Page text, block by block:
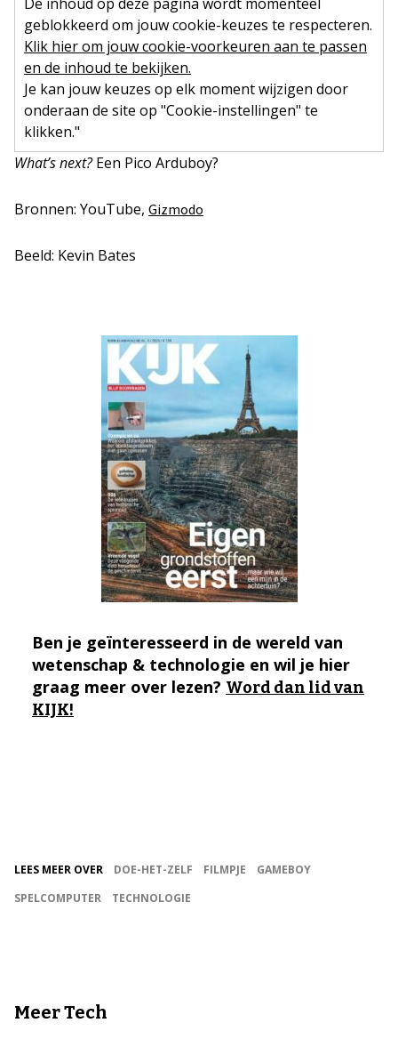
geblokkeerd om jouw cookie-keuzes te respecteren.
Klik hier om jouw cookie-voorkeuren aan te passen
en de inhoud te bekijken.
Je kan jouw keuzes op elk moment wijzigen door
onderaan de site op "Cookie-instellingen" te
klikken."
What’s next?Een Pico Arduboy?
Bronnen: YouTube, Gizmodo
Beeld: Kevin Bates
Ben je geïnteresseerd in de wereld van
wetenschap & technologie en wil je hier
graag meer over lezen? Word dan lid van
KIJK!
LEES MEER OVER DOE-HET-ZELF FILMPJE
GAMEBOY
SPELCOMPUTER
TECHNOLOGIE
Meer Tech